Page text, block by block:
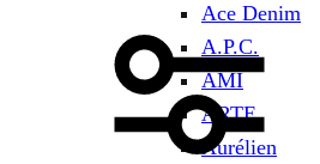
Ace Denim
A.P.C.
AMI
ARTE
Aurélien